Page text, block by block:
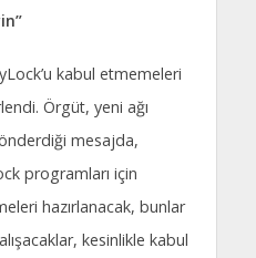
kabul etmemeleri
Örgüt, yeni ağı
mesajda,
programları için
hazırlanacak, bunlar
kesinlikle kabul